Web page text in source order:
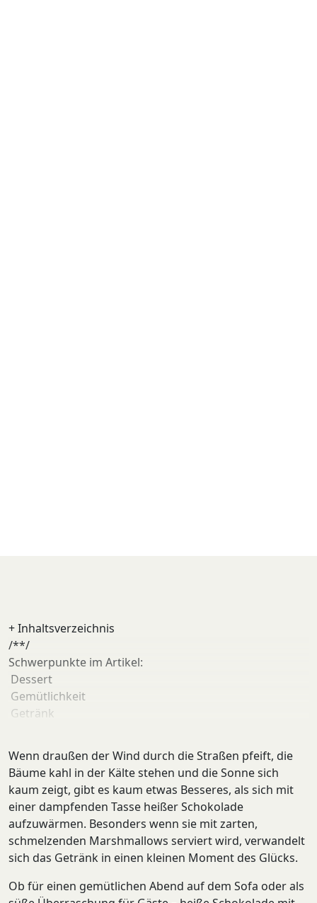
+Inhaltsverzeichnis
/**/
Schwerpunkte im Artikel:
Dessert
Gemütlichkeit
Getränk
Milch
Rezept
Schokolade
Vanille
Wintergericht
Wintergetränk
Zimt
Wenn draußen der Wind durch die Straßen pfeift, die
Bäume kahl in der Kälte stehen und die Sonne sich
kaum zeigt, gibt es kaum etwas Besseres, als sich mit
einer dampfenden Tasse heißer Schokolade
aufzuwärmen. Besonders wenn sie mit zarten,
schmelzenden Marshmallows serviert wird, verwandelt
sich das Getränk in einen kleinen Moment des Glücks.
Ob für einen gemütlichen Abend auf dem Sofa oder als